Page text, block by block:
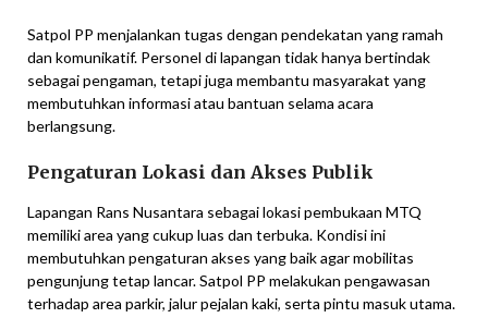
Satpol PP menjalankan tugas dengan pendekatan yang ramah
dan komunikatif. Personel di lapangan tidak hanya bertindak
sebagai pengaman, tetapi juga membantu masyarakat yang
membutuhkan informasi atau bantuan selama acara
berlangsung.
Pengaturan Lokasi dan Akses Publik
Lapangan Rans Nusantara sebagai lokasi pembukaan MTQ
memiliki area yang cukup luas dan terbuka. Kondisi ini
membutuhkan pengaturan akses yang baik agar mobilitas
pengunjung tetap lancar. Satpol PP melakukan pengawasan
terhadap area parkir, jalur pejalan kaki, serta pintu masuk utama.